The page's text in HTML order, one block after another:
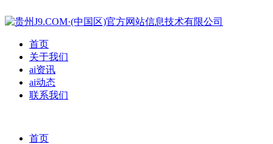
首页
关于我们
ai资讯
ai动态
联系我们
首页